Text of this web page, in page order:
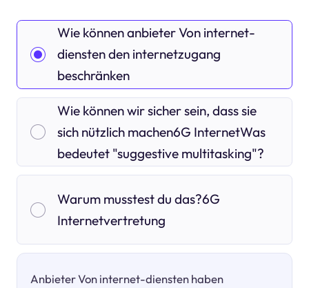
Wie können anbieter Von internet-
diensten den internetzugang
beschränken
Wie können wir sicher sein, dass sie
sich nützlich machen6G InternetWas
bedeutet "suggestive multitasking"?
Warum musstest du das?6G
Internetvertretung
Anbieter Von internet-diensten haben